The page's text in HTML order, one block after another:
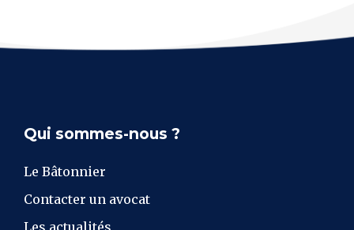
Qui sommes-nous ?
Le Bâtonnier
Contacter un avocat
Les actualités